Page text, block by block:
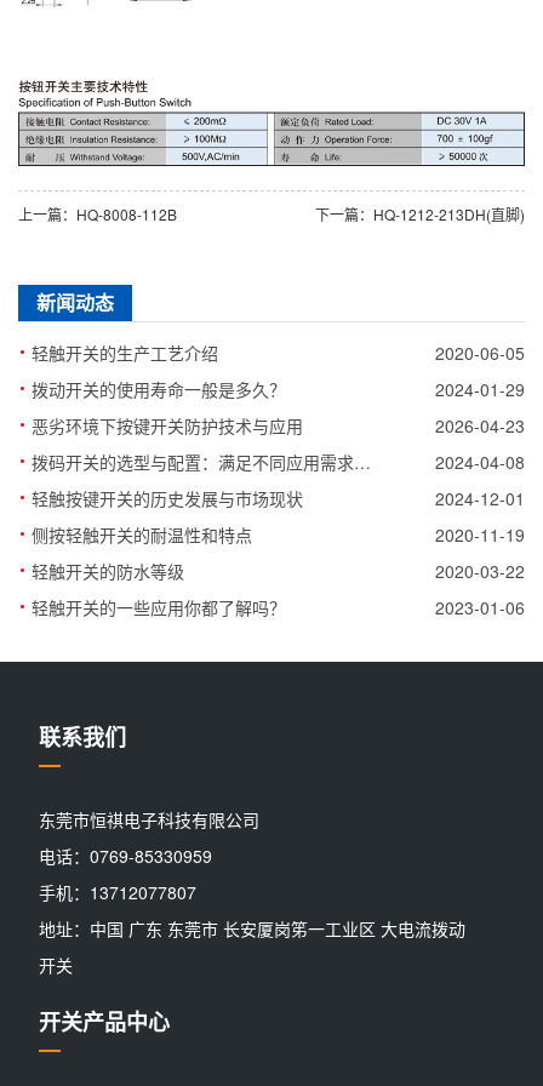
上一篇：HQ-8008-112B 下一篇：HQ-1212-213DH(直脚)
新闻动态
· 轻触开关的生产工艺介绍 2020-06-05
· 拨动开关的使用寿命一般是多久？ 2024-01-29
· 恶劣环境下按键开关防护技术与应用 2026-04-23
· 拨码开关的选型与配置：满足不同应用需求的关键 2024-04-08
· 轻触按键开关的历史发展与市场现状 2024-12-01
· 侧按轻触开关的耐温性和特点 2020-11-19
· 轻触开关的防水等级 2020-03-22
· 轻触开关的一些应用你都了解吗？ 2023-01-06
联系我们
东莞市恒祺电子科技有限公司
电话：0769-85330959
手机：13712077807
地址：中国 广东 东莞市 长安厦岗笫一工业区 大电流拨动
开关
开关产品中心